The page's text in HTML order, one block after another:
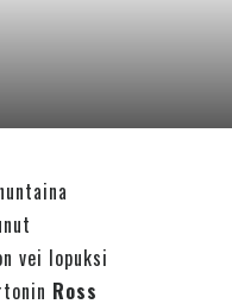
vei lopuksi
Ross